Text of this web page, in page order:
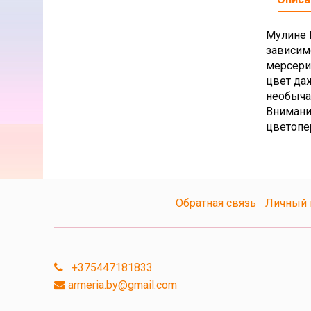
Мулине
цвет
Обратная связь Личный
+375447181833
armeria.by@gmail.com